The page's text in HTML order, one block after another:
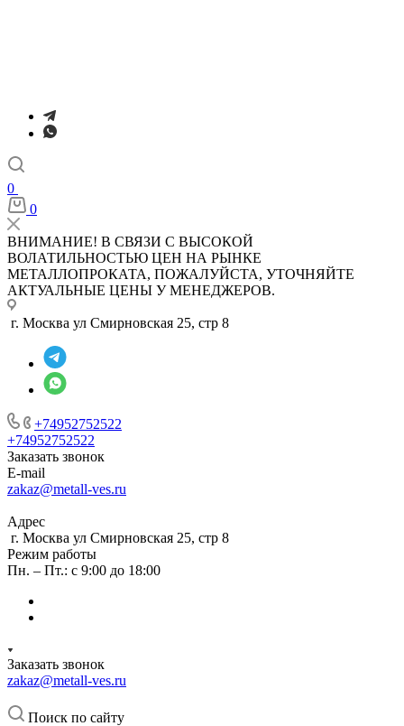
0
0
ВНИМАНИЕ! В СВЯЗИ С ВЫСОКОЙ
ВОЛАТИЛЬНОСТЬЮ ЦЕН НА РЫНКЕ
МЕТАЛЛОПРОКАТА, ПОЖАЛУЙСТА, УТОЧНЯЙТЕ
АКТУАЛЬНЫЕ ЦЕНЫ У МЕНЕДЖЕРОВ.
г. Москва ул Смирновская 25, стр 8
+74952752522
+74952752522
Заказать звонок
E-mail
zakaz@metall-ves.ru
Адрес
г. Москва ул Смирновская 25, стр 8
Режим работы
Пн. – Пт.: с 9:00 до 18:00
Заказать звонок
zakaz@metall-ves.ru
Поиск по сайту